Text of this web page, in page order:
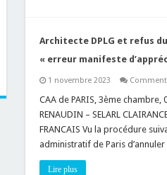
Architecte DPLG et refus
« erreur manifeste
1 novembre 2023
CAA de PARIS, 3ème
RENAUDIN – SELARL
FRANCAIS Vu la procédure
administratif de Paris
Lire plus